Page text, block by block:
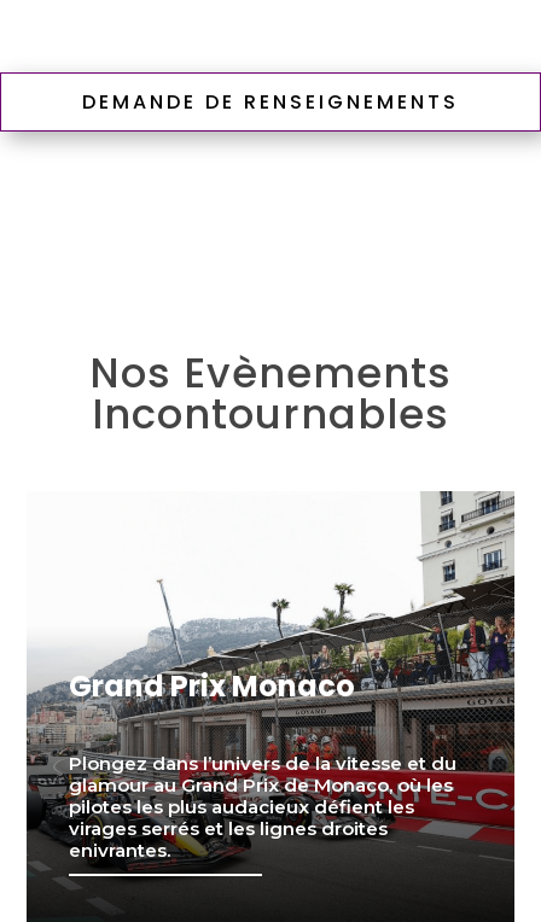
DEMANDE DE RENSEIGNEMENTS
Nos Evènements
Incontournables
Grand Prix Monaco
Plongez dans l’univers de la vitesse et du
glamour au Grand Prix de Monaco, où les
pilotes les plus audacieux défient les
virages serrés et les lignes droites
enivrantes.